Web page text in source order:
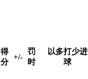
得
分
+/-
罚
时
以多打少进
球